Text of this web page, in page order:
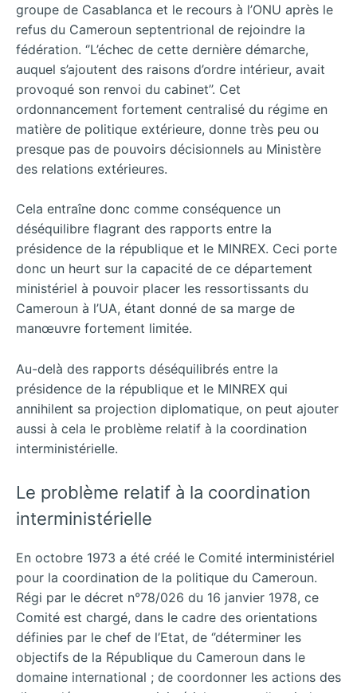
groupe de Casablanca et le recours à l’ONU après le
refus du Cameroun septentrional de rejoindre la
fédération. ‘’L’échec de cette dernière démarche,
auquel s’ajoutent des raisons d’ordre intérieur, avait
provoqué son renvoi du cabinet’’. Cet
ordonnancement fortement centralisé du régime en
matière de politique extérieure, donne très peu ou
presque pas de pouvoirs décisionnels au Ministère
des relations extérieures.
Cela entraîne donc comme conséquence un
déséquilibre flagrant des rapports entre la
présidence de la république et le MINREX. Ceci porte
donc un heurt sur la capacité de ce département
ministériel à pouvoir placer les ressortissants du
Cameroun à l’UA, étant donné de sa marge de
manœuvre fortement limitée.
Au-delà des rapports déséquilibrés entre la
présidence de la république et le MINREX qui
annihilent sa projection diplomatique, on peut ajouter
aussi à cela le problème relatif à la coordination
interministérielle.
Le problème relatif à la coordination
interministérielle
En octobre 1973 a été créé le Comité interministériel
pour la coordination de la politique du Cameroun.
Régi par le décret n°78/026 du 16 janvier 1978, ce
Comité est chargé, dans le cadre des orientations
définies par le chef de l’Etat, de ‘’déterminer les
objectifs de la République du Cameroun dans le
domaine international ; de coordonner les actions des